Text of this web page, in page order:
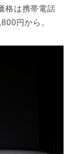
格は携帯電話
円から。